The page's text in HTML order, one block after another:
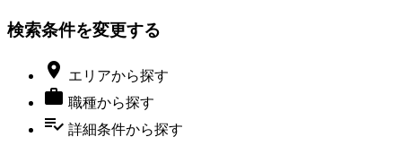
検索条件を変更する
 エリアから探す
 職種から探す
playlist_add_check 詳細条件から探す